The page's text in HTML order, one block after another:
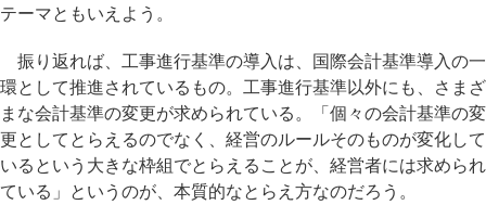
テーマともいえよう。
振り返れば、工事進行基準の導入は、国際会計基準導入の一
環として推進されているもの。工事進行基準以外にも、さまざ
まな会計基準の変更が求められている。「個々の会計基準の変
更としてとらえるのでなく、経営のルールそのものが変化して
いるという大きな枠組でとらえることが、経営者には求められ
ている」というのが、本質的なとらえ方なのだろう。